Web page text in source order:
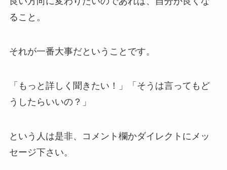
ること。
それが一番大事だということです。
「もっと詳しく聞きたい！」「そうは言ってもど
うしたらいいの？」
という人は是非、コメント欄かダイレクトにメッ
セージ下さい。